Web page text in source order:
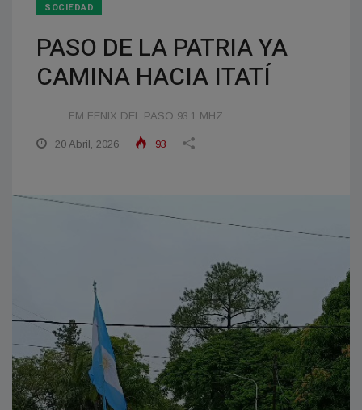
SOCIEDAD
PASO DE LA PATRIA YA
CAMINA HACIA ITATÍ
FM FENIX DEL PASO 93.1 MHZ
20 Abril, 2026 93